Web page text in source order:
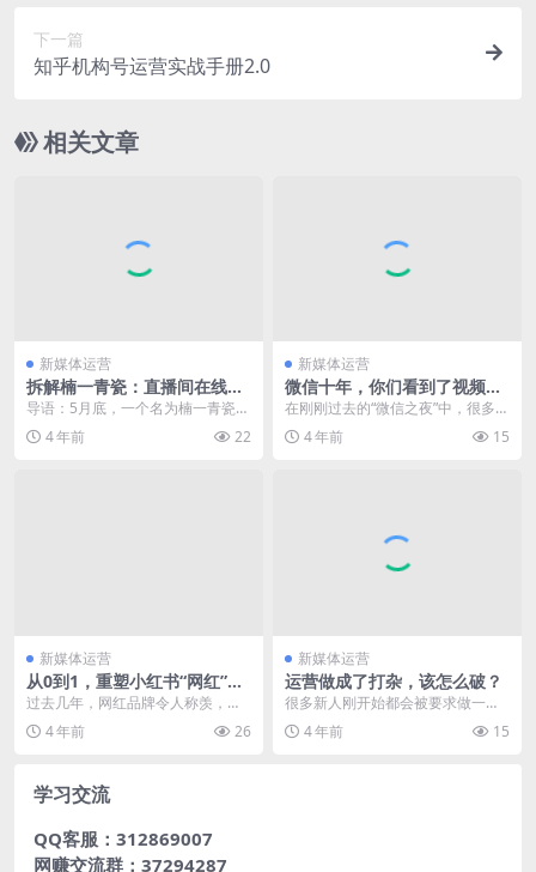
下一篇
知乎机构号运营实战手册2.0
相关文章
新媒体运营
拆解楠一青瓷：直播间在线超
1万，很嗨但是卖不动？
导语：5月底，一个名为楠一青瓷的
账号在粉丝量仅十几万的情况下，
直播间在线人数过万...
4 年前 22
新媒体运营
微信十年，你们看到了视频
号，我看到了做产品该有的样
子
在刚刚过去的“微信之夜”中，很多人
将关注点放在了微信视频号上。但
是本文作者从张小...
4 年前 15
新媒体运营
从0到1，重塑小红书“网红”品
牌
过去几年，网红品牌令人称羡，颠
覆了传统意义上“炒作与短命”的形
象，从完美日记、花...
4 年前 26
新媒体运营
运营做成了打杂，该怎么破？
很多新人刚开始都会被要求做一些
很基础的事，成了打杂。如果初期
是这种情况，那是正常...
4 年前 15
学习交流
QQ客服：312869007
网赚交流群：37294287